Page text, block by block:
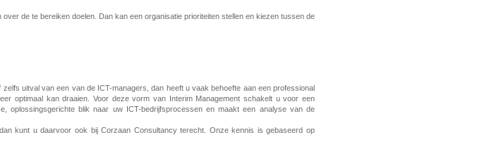
de te bereiken doelen. Dan kan een organisatie prioriteiten stellen en kiezen tussen de
uitval van een van de ICT-managers, dan heeft u vaak behoefte aan een professional
optimaal kan draaien. Voor deze vorm van Interim Management schakelt u voor een
oplossingsgerichte blik naar uw ICT-bedrijfsprocessen en maakt een analyse van de
kunt u daarvoor ook bij Corzaan Consultancy terecht. Onze kennis is gebaseerd op